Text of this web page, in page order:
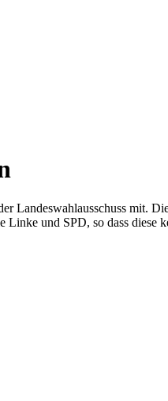
Landeswahlausschuss mit.
und SPD, so dass diese